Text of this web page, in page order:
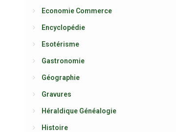
Economie Commerce
Encyclopédie
Esotérisme
Gastronomie
Géographie
Gravures
Héraldique Généalogie
Histoire